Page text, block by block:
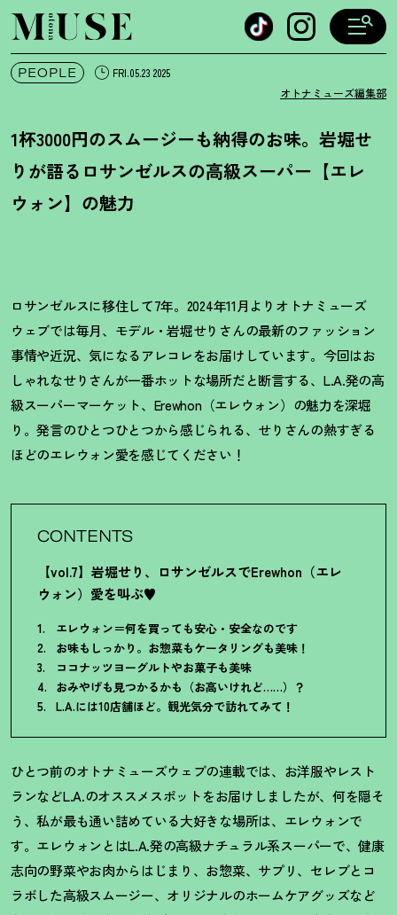
オトナミューズ ウェブ
PEOPLE FRI.05.23 2025
オトナミューズ編集部
1杯3000円のスムージーも納得のお味。岩堀せ
りが語るロサンゼルスの高級スーパー【エレ
ウォン】の魅力
ロサンゼルスに移住して7年。2024年11月よりオトナミューズ
ウェブでは毎月、モデル・岩堀せりさんの最新のファッション
事情や近況、気になるアレコレをお届けしています。今回はお
しゃれなせりさんが一番ホットな場所だと断言する、L.A.発の高
級スーパーマーケット、Erewhon（エレウォン）の魅力を深堀
り。発言のひとつひとつから感じられる、せりさんの熱すぎる
ほどのエレウォン愛を感じてください ！
CONTENTS
【vol.7】岩堀せり、ロサンゼルスでErewhon（エレ
ウォン）愛を叫ぶ♥
エレウォン＝何を買っても安心・安全なのです
お味もしっかり。お惣菜もケータリングも美味！
ココナッツヨーグルトやお菓子も美味
おみやげも見つかるかも（お高いけれど……） ？
L.A.には10店舗ほど。観光気分で訪れてみて ！
ひとつ前のオトナミューズウェブの連載では、お洋服やレスト
ランなどL.A.のオススメスポットをお届けしましたが、何を隠そ
う、私が最も通い詰めている大好きな場所は、エレウォンで
す。エレウォンとはL.A.発の高級ナチュラル系スーパーで、健康
志向の野菜やお肉からはじまり、お惣菜、サプリ、セレブとコ
ラボした高級スムージー、オリジナルのホームケアグッズなど